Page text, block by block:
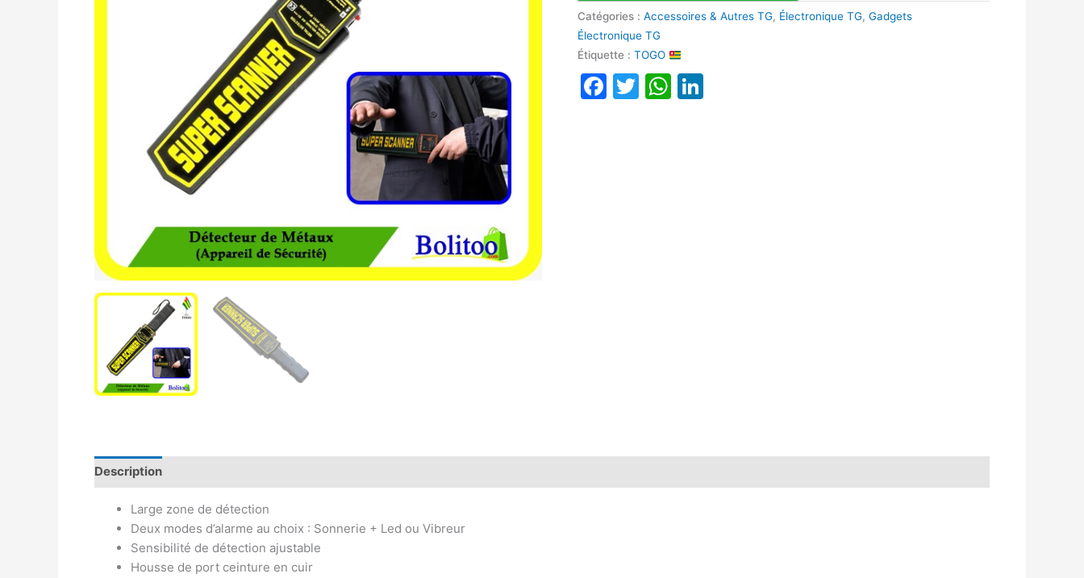
Catégories :Accessoires & Autres TG, Électronique TG,Gadgets
Électronique TG
Étiquette :TOGO
Facebook
TwitterWhatsApp
Description
Large zone de détection
Deux modes d’alarme au choix : Sonnerie + Led ou Vibreur
Sensibilité de détection ajustable
Housse de port ceinture en cuir